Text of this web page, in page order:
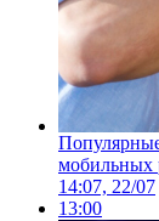
мобильных
14:07, 22/07
13:00